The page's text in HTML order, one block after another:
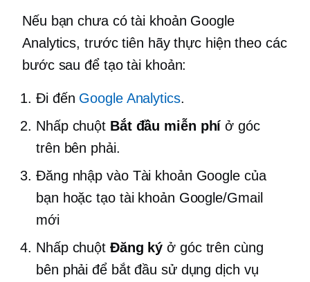
Nếu bạn chưa có tài khoản Google
Analytics, trước tiên hãy thực hiện theo các
bước sau để tạo tài khoản:
Đi đến Google Analytics.
Nhấp chuột Bắt đầu miễn phí ở góc
trên bên phải.
Đăng nhập vào Tài khoản Google của
bạn hoặc tạo tài khoản Google/Gmail
mới
Nhấp chuột Đăng ký ở góc trên cùng
bên phải để bắt đầu sử dụng dịch vụ